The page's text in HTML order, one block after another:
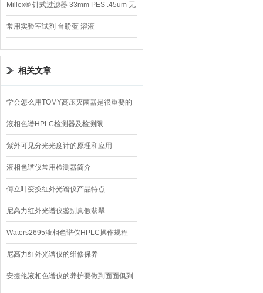
Millex® 针式过滤器 33mm PES .45um 无
菌
常用实验室试剂 台盼蓝 溶液
相关文章
学会怎么用TOMY高压灭菌器是很重要的
液相色谱HPLC检测器及检测限
紫外可见分光光度计的原理和应用
液相色谱仪常用检测器简介
傅立叶变换红外光谱仪产品特点
尼高力红外光谱仪鉴别真假翡翠
Waters2695液相色谱仪HPLC操作规程
尼高力红外光谱仪的维修保养
安捷伦液相色谱仪的养护要做到面面俱到